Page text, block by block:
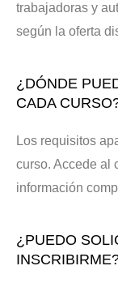
trabajadoras y
según la oferta
¿DÓNDE
CADA
Los requisitos
curso. Accede al
información
¿PUEDO